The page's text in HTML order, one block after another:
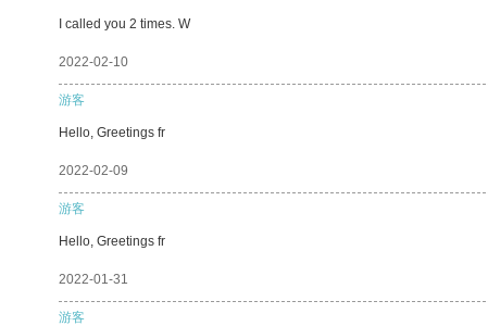
I called you 2 times. W
2022-02-10
游客
Hello, Greetings fr
2022-02-09
游客
Hello, Greetings fr
2022-01-31
游客